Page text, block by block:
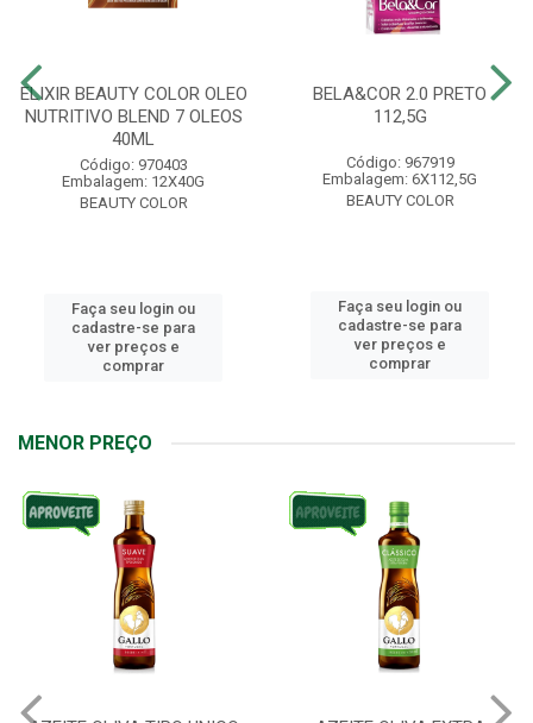
ELIXIR BEAUTY COLOR OLEO
NUTRITIVO BLEND 7 OLEOS
40ML
Código: 970403
Embalagem: 12X40G
BEAUTY COLOR
Faça seu login ou
cadastre-se para
ver preços e
comprar
BELA&COR 2.0 PRETO
112,5G
Código: 967919
Embalagem: 6X112,5G
BEAUTY COLOR
Faça seu login ou
cadastre-se para
ver preços e
comprar
MENOR PREÇO